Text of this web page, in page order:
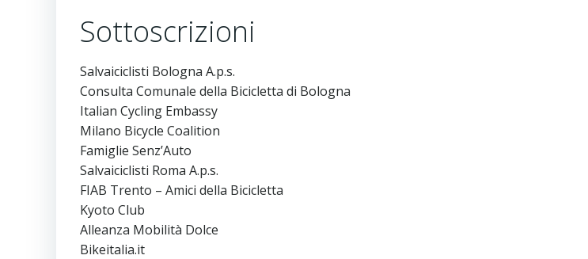
Sottoscrizioni
Salvaiciclisti Bologna A.p.s.
Consulta Comunale della Bicicletta di Bologna
Italian Cycling Embassy
Milano Bicycle Coalition
Famiglie Senz’Auto
Salvaiciclisti Roma A.p.s.
FIAB Trento – Amici della Bicicletta
Kyoto Club
Alleanza Mobilità Dolce
Bikeitalia.it